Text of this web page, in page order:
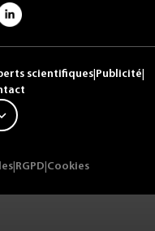
scientifiques Publicité
RGPD Cookies